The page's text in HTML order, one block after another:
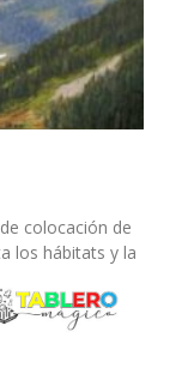
colocación de
los hábitats y la